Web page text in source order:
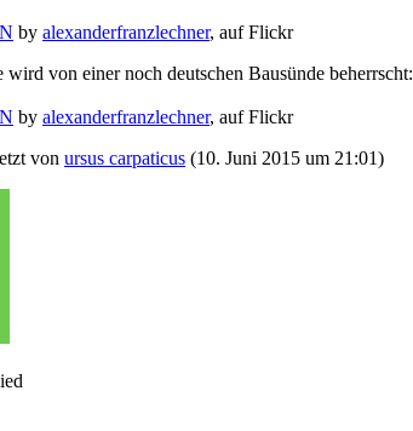
by alexanderfranzlechner, auf Flickr
von einer noch deutschen Bausünde beherrscht:
by alexanderfranzlechner, auf Flickr
von ursus carpaticus (10. Juni 2015 um 21:01)